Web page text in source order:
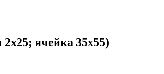
ячейка 35x55)